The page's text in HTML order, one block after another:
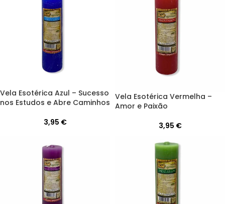
Vela Esotérica Azul – Sucesso
nos Estudos e Abre Caminhos
3,95 €
Vela Esotérica Vermelha –
Amor e Paixão
3,95 €